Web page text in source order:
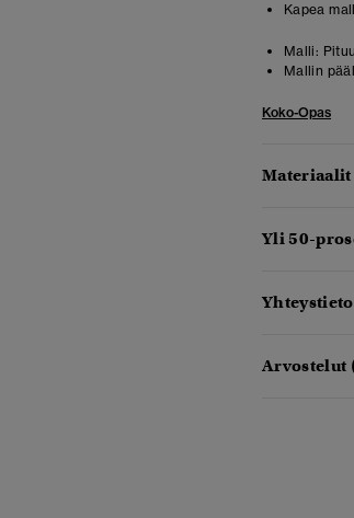
Kapea
Malli:
Mallin
Koko-Opas
Yli 50-
Yhteystieto
Arvostelut